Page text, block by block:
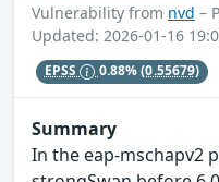
Vulnerability from nvd –
Updated: 2026-01-16
EPSS 0.88%(0.55679)
Summary
In the eap-mschapv2